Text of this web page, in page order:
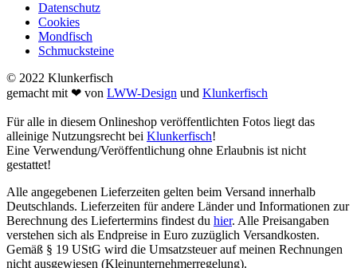
Datenschutz
Cookies
Mondfisch
Schmucksteine
© 2022 Klunkerfisch
gemacht mit ❤ von LWW-Design und Klunkerfisch
Für alle in diesem Onlineshop veröffentlichten Fotos liegt das
alleinige Nutzungsrecht bei Klunkerfisch!
Eine Verwendung/Veröffentlichung ohne Erlaubnis ist nicht
gestattet!
Alle angegebenen Lieferzeiten gelten beim Versand innerhalb
Deutschlands. Lieferzeiten für andere Länder und Informationen zur
Berechnung des Liefertermins findest du hier. Alle Preisangaben
verstehen sich als Endpreise in Euro zuzüglich Versandkosten.
Gemäß § 19 UStG wird die Umsatzsteuer auf meinen Rechnungen
nicht ausgewiesen (Kleinunternehmerregelung).